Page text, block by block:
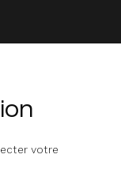
votre